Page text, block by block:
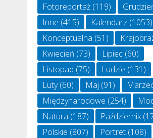
Fotoreportaż(119)
Inne (415) Kalendarz (1053)
Konceptualna (51)
Kwiecień(73) Lipiec(60)
Listopad (75) Ludzie (131)
Luty(60) Maj(91)
Międzynarodowe (254)
Natura (187) Październik
Polskie (807) Portret(108)